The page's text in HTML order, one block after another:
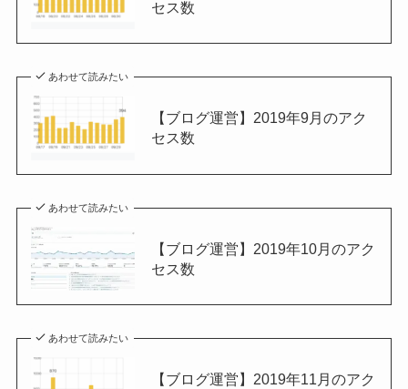
セス数
あわせて読みたい
【ブログ運営】2019年9月のアク
セス数
あわせて読みたい
【ブログ運営】2019年10月のアク
セス数
あわせて読みたい
【ブログ運営】2019年11月のアク